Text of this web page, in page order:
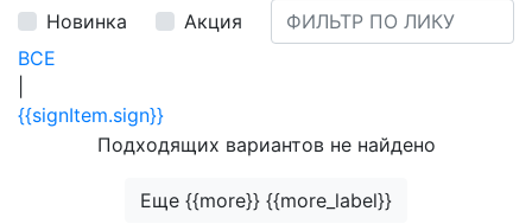
Новинка
Акция
ВСЕ
{{signItem.sign}}
Подходящих вариантов не найдено
Еще {{more}} {{more_label}}